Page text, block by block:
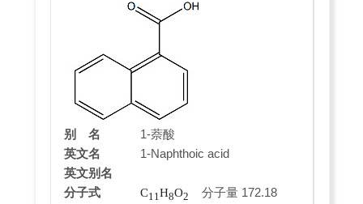
别 名 1-萘酸
英文名 1-Naphthoic acid
英文别名
分子式
C11H8O2
分子量 172.18